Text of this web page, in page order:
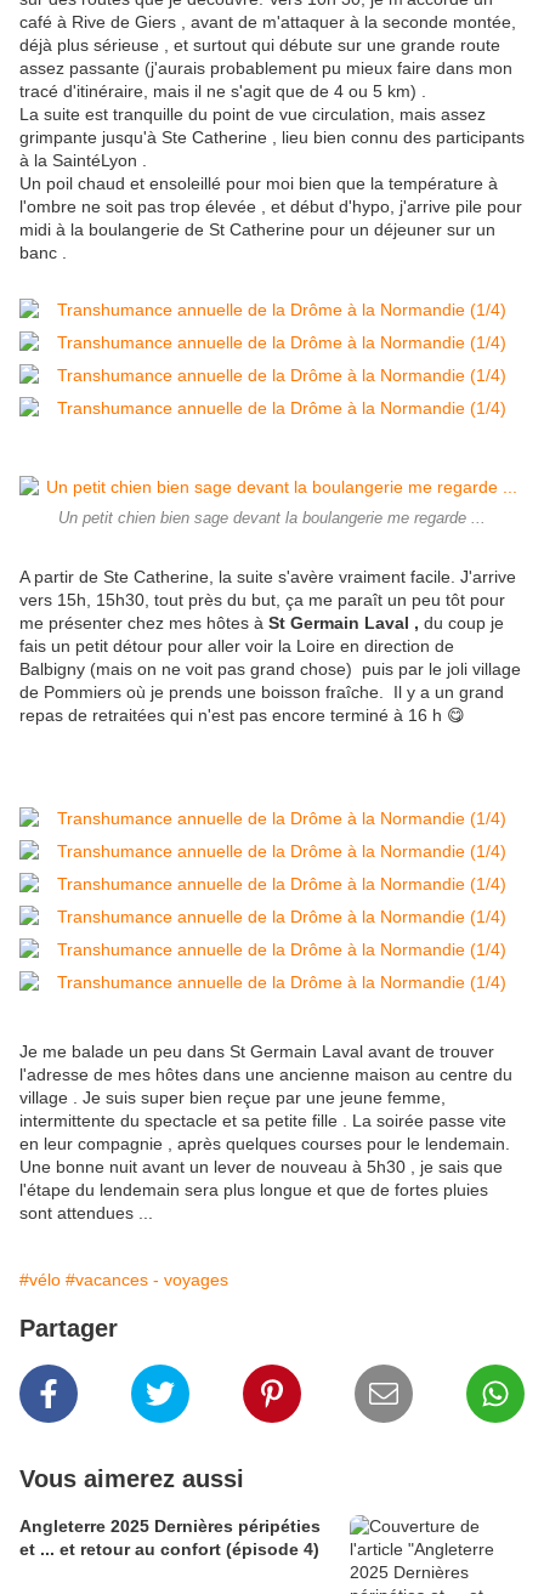
café à Rive de Giers , avant de m'attaquer à la seconde montée,
déjà plus sérieuse , et surtout qui débute sur une grande route
assez passante (j'aurais probablement pu mieux faire dans mon
tracé d'itinéraire, mais il ne s'agit que de 4 ou 5 km) .
La suite est tranquille du point de vue circulation, mais assez
grimpante jusqu'à Ste Catherine , lieu bien connu des participants
à la SaintéLyon .
Un poil chaud et ensoleillé pour moi bien que la température à
l'ombre ne soit pas trop élevée , et début d'hypo, j'arrive pile pour
midi à la boulangerie de St Catherine pour un déjeuner sur un
banc .
Un petit chien bien sage devant la boulangerie me regarde ...
A partir de Ste Catherine, la suite s'avère vraiment facile. J'arrive
vers 15h, 15h30, tout près du but, ça me paraît un peu tôt pour
me présenter chez mes hôtes à St Germain Laval , du coup je
fais un petit détour pour aller voir la Loire en direction de
Balbigny (mais on ne voit pas grand chose) puis par le joli village
de Pommiers où je prends une boisson fraîche. Il y a un grand
repas de retraitées qui n'est pas encore terminé à 16 h 😋
Je me balade un peu dans St Germain Laval avant de trouver
l'adresse de mes hôtes dans une ancienne maison au centre du
village . Je suis super bien reçue par une jeune femme,
intermittente du spectacle et sa petite fille . La soirée passe vite
en leur compagnie , après quelques courses pour le lendemain.
Une bonne nuit avant un lever de nouveau à 5h30 , je sais que
l'étape du lendemain sera plus longue et que de fortes pluies
sont attendues ...
#vélo #vacances - voyages
Partager
Vous aimerez aussi
Angleterre 2025 Dernières péripéties
et ... et retour au confort (épisode 4)